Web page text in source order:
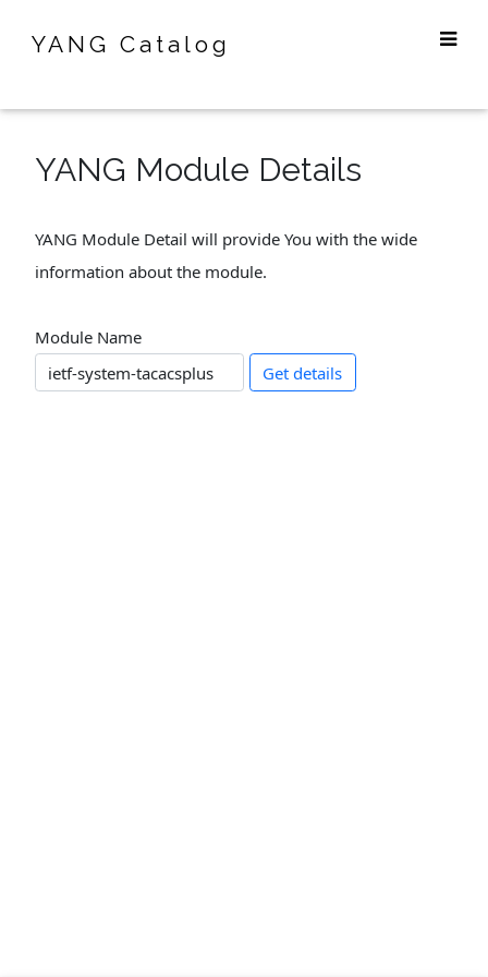
YANG Catalog
YANG Module Details
YANG Module Detail will provide You with the wide
information about the module.
Module Name
Get details